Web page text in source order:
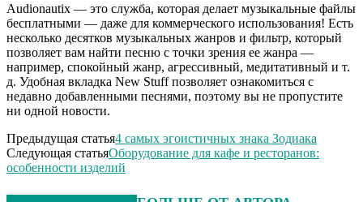
Audionautix — это служба, которая делает музыкальные файлы
бесплатными — даже для коммерческого использования! Есть
несколько десятков музыкальных жанров и фильтр, который
позволяет вам найти песню с точки зрения ее жанра —
например, спокойный жанр, агрессивный, медитативный и т.
д. Удобная вкладка New Stuff позволяет ознакомиться с
недавно добавленными песнями, поэтому вы не пропустите
ни одной новости.
Предыдущая статья4 самых эгоистичных знака Зодиака
Следующая статьяОборудование для кафе и ресторанов:
особенности изделий